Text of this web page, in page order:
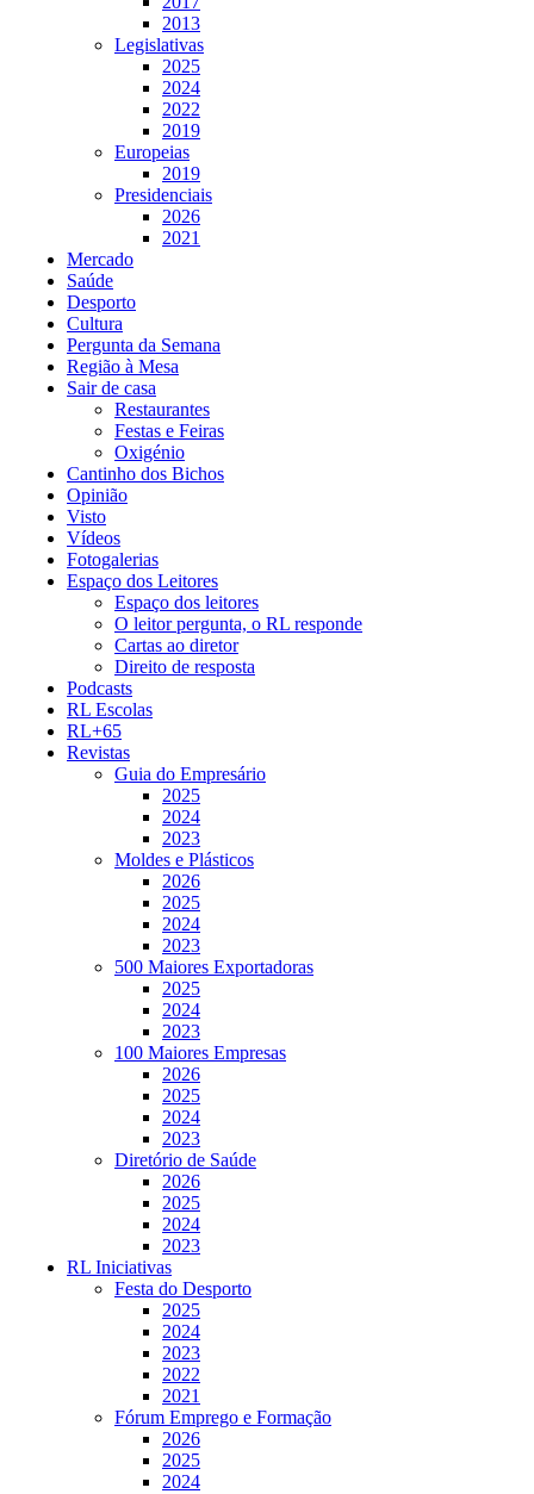
2013
Legislativas
2025
2024
2022
2019
Europeias
2019
Presidenciais
2026
2021
Mercado
Saúde
Desporto
Cultura
Pergunta da Semana
Região à Mesa
Sair de casa
Restaurantes
Festas e Feiras
Oxigénio
Cantinho dos Bichos
Opinião
Visto
Vídeos
Fotogalerias
Espaço dos Leitores
Espaço dos leitores
O leitor pergunta, o RL responde
Cartas ao diretor
Direito de resposta
Podcasts
RL Escolas
RL+65
Revistas
Guia do Empresário
2025
2024
2023
Moldes e Plásticos
2026
2025
2024
2023
500 Maiores Exportadoras
2025
2024
2023
100 Maiores Empresas
2026
2025
2024
2023
Diretório de Saúde
2026
2025
2024
2023
RL Iniciativas
Festa do Desporto
2025
2024
2023
2022
2021
Fórum Emprego e Formação
2026
2025
2024